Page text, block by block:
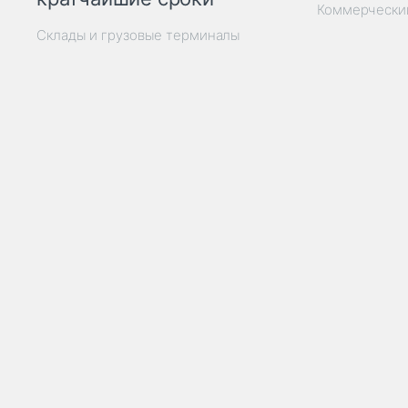
Склады и грузовые терминалы